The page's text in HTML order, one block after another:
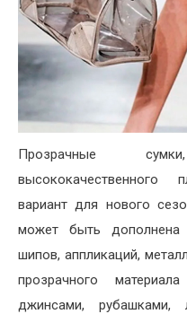
Прозрачные
высококачественного
вариант для нового
может быть
шипов, аппликаций,
прозрачного
джинсами, рубашками,